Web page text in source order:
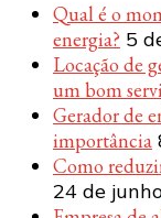
Qual é o
energia? 5
Locação de
um bom
Gerador de
importância
Como
24 de